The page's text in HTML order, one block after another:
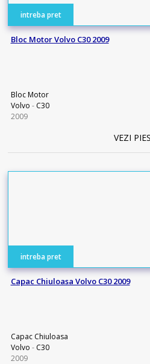
intreba pret
Bloc Motor Volvo C30 2009
Bloc Motor
Volvo - C30
2009
VEZI
intreba pret
Capac Chiuloasa Volvo C30 2009
Capac Chiuloasa
Volvo - C30
2009